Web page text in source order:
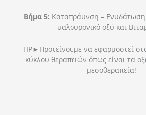
Βήμα 5: Καταπράυνση – Ενυδάτωση
υαλουρονικό οξύ και
TIP►Προτείνουμε να εφαρμοστεί στο
κύκλου θεραπειών όπως είναι τα
μεσοθεραπεία!